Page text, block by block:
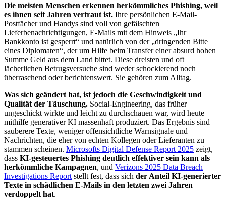
Die meisten Menschen erkennen herkömmliches Phishing, weil
es ihnen seit Jahren vertraut ist. Ihre persönlichen E-Mail-
Postfächer und Handys sind voll von gefälschten
Lieferbenachrichtigungen, E-Mails mit dem Hinweis „Ihr
Bankkonto ist gesperrt“ und natürlich von der „dringenden Bitte
eines Diplomaten“, der um Hilfe beim Transfer einer absurd hohen
Summe Geld aus dem Land bittet. Diese dreisten und oft
lächerlichen Betrugsversuche sind weder schockierend noch
überraschend oder berichtenswert. Sie gehören zum Alltag.
Was sich geändert hat, ist jedoch die Geschwindigkeit und
Qualität der Täuschung. Social-Engineering, das früher
ungeschickt wirkte und leicht zu durchschauen war, wird heute
mithilfe generativer KI massenhaft produziert. Das Ergebnis sind
sauberere Texte, weniger offensichtliche Warnsignale und
Nachrichten, die eher von echten Kollegen oder Lieferanten zu
stammen scheinen. Microsofts Digital Defense Report 2025 zeigt,
dass KI-gesteuertes Phishing deutlich effektiver sein kann als
herkömmliche Kampagnen, und Verizons 2025 Data Breach
Investigations Report stellt fest, dass sich der Anteil KI-generierter
Texte in schädlichen E-Mails in den letzten zwei Jahren
verdoppelt hat.